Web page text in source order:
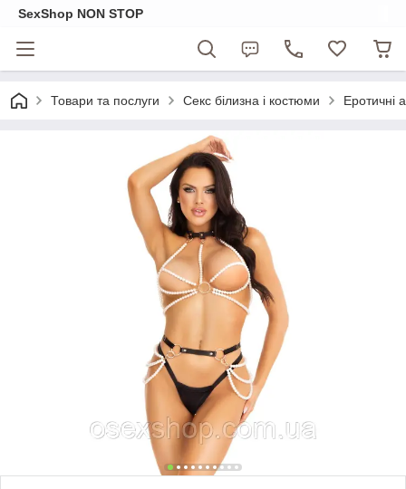
SexShop NON STOP
Товари та послуги Секс білизна і костюми Еротичні